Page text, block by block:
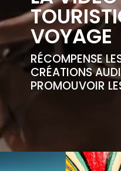
VOYAGE
RÉCOMPENSE
CRÉATIONS
PROMOUVOIR